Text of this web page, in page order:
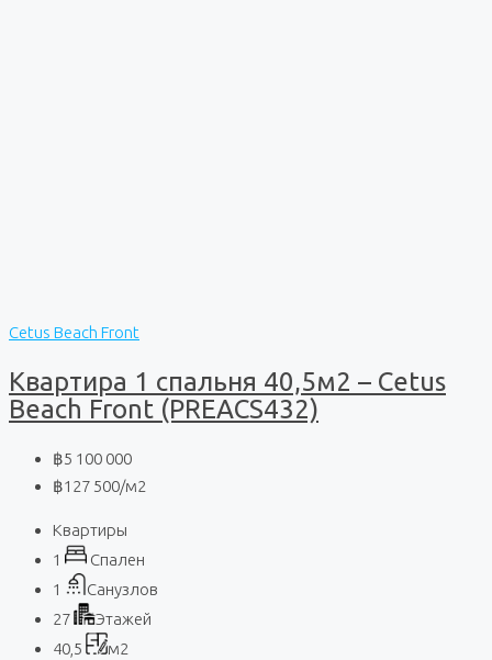
Cetus Beach Front
Квартира 1 спальня 40,5м2 – Cetus
Beach Front (PREACS432)
฿5 100 000
฿127 500/м2
Квартиры
1
Спален
1
Санузлов
27
Этажей
40,5
м2